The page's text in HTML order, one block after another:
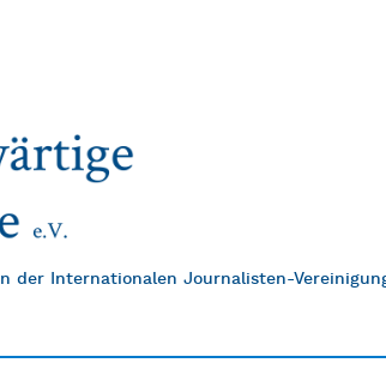
der Internationalen Journalisten-